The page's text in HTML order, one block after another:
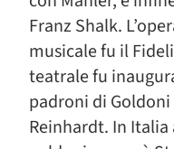
Franz Shalk.
musicale fu il
teatrale fu
padroni di Goldoni
Reinhardt. In